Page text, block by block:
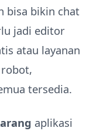
bisa bikin chat
jadi editor
atau layanan
tersedia.
aplikasi